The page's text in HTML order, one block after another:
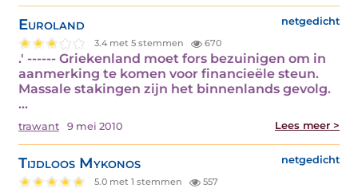
Euroland netgedicht
3.4 met 5 stemmen 670
.' ------ Griekenland moet fors bezuinigen om in
aanmerking te komen voor financieële steun.
Massale stakingen zijn het binnenlands gevolg.
…
trawant 9 mei 2010 Lees meer >
Tijdloos Mykonos netgedicht
5.0 met 1 stemmen 557